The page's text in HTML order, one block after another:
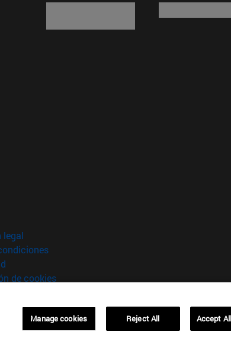
legal
de cookies
Manage cookies Reject All Accept